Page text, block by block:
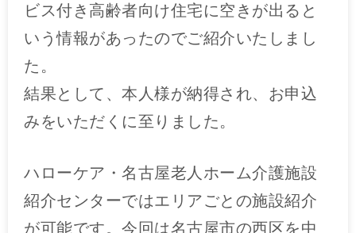
ビス付き高齢者向け住宅に空きが出ると
いう情報があったのでご紹介いたしまし
た。
結果として、本人様が納得され、お申込
みをいただくに至りました。
ハローケア・名古屋老人ホーム介護施設
紹介センターではエリアごとの施設紹介
が可能です。今回は名古屋市の西区を中